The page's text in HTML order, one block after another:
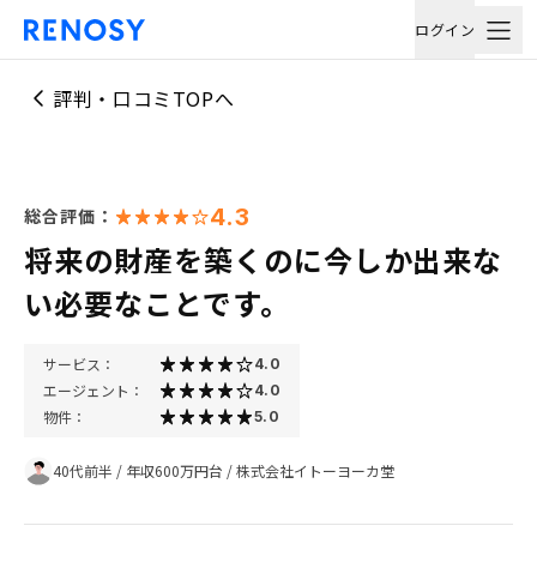
ログイン
評判・口コミTOPへ
総合評価： 4.3
将来の財産を築くのに今しか出来な
い必要なことです。
サービス： 4.0
エージェント： 4.0
物件： 5.0
40代前半 / 年収600万円台 /株式会社イトーヨーカ堂